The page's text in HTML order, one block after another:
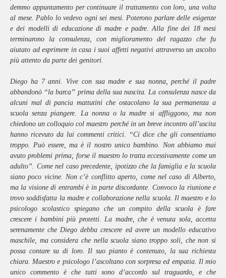
demmo appuntamento per continuare il trattamento con loro, una volta
al mese. Pablo lo vedevo ogni sei mesi. Poterono parlare delle esigenze
e dei modelli di educazione di madre e padre. Alla fine dei 18 mesi
terminarono la consulenza, con miglioramento del ragazzo che fu
aiutato ad esprimere in casa i suoi affetti negativi attraverso un ascolto
più attento da parte dei genitori.
Diego ha 7 anni. Vive con sua madre e sua nonna, perché il padre
abbandonò “la barca” prima della sua nascita. La consulenza nasce da
alcuni mal di pancia mattutini che ostacolano la sua permanenza a
scuola senza piangere. La nonna o la madre si affliggono, ma non
chiedono un colloquio col maestro perché in un breve incontro all’uscita
hanno ricevuto da lui commenti critici. “Ci dice che gli consentiamo
troppo. Può essere, ma è il nostro unico bambino. Non abbiamo mai
avuto problemi prima; forse il maestro lo tratta eccessivamente come un
adulto”. Come nel caso precedente, ipotizzo che la famiglia e la scuola
siano poco vicine. Non c’è conflitto aperto, come nel caso di Alberto,
ma la visione di entrambi è in parte discordante. Convoco la riunione e
trovo soddisfatta la madre e collaborazione nella scuola. Il maestro e lo
psicologo scolastico spiegano che un compito della scuola è fare
crescere i bambini più protetti. La madre, che è venuta sola, accetta
serenamente che Diego debba crescere ed avere un modello educativo
maschile, ma considera che nella scuola siano troppo soli, che non si
possa contare su di loro. Il suo pianto è contenuto, la sua richiesta
chiara. Maestro e psicologo l’ascoltano con sorpresa ed empatia. Il mio
unico commento è che tutti sono d’accordo sul traguardo, e che